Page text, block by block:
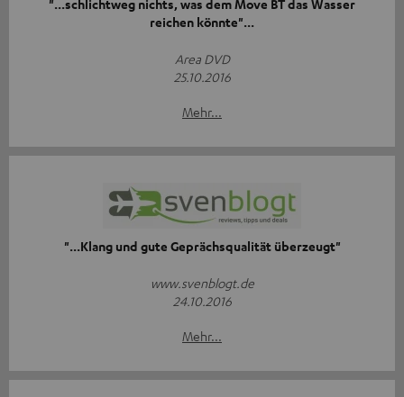
"...schlichtweg nichts, was dem Move BT das Wasser
reichen könnte"...
Area DVD
25.10.2016
Mehr...
"...Klang und gute Geprächsqualität überzeugt"
www.svenblogt.de
24.10.2016
Mehr...